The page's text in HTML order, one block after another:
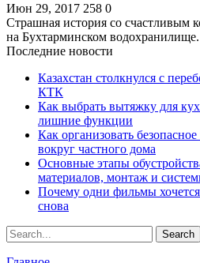
Июн 29, 2017 258 0
Страшная история со счастливым
на Бухтарминском
Последние новости
Казахстан столкнулся с
КТК
Как выбрать вытяжку для
лишние функции
Как организовать
вокруг частного дома
Основные этапы
материалов, монтаж и
Почему одни фильмы хочется
снова